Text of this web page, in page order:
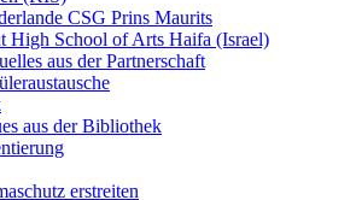
CSG Prins Maurits
High School of Arts Haifa (Israel)
aus der Partnerschaft
aus der Bibliothek
erstreiten